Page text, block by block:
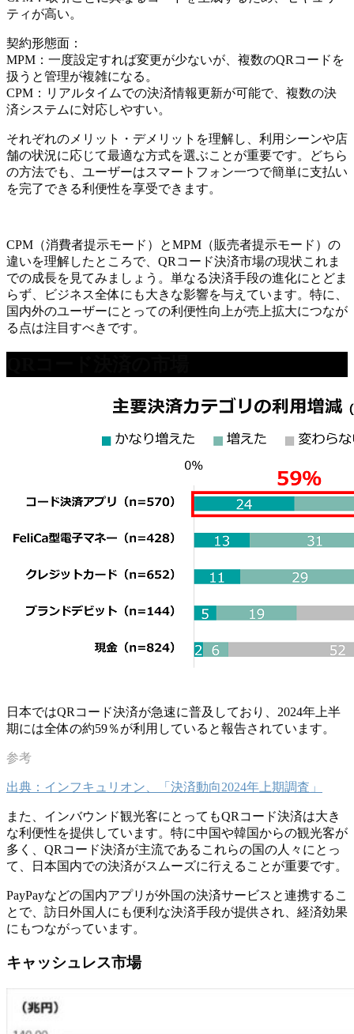
ティが高い。
契約形態面：
MPM：一度設定すれば変更が少ないが、複数のQRコードを
扱うと管理が複雑になる。
CPM：リアルタイムでの決済情報更新が可能で、複数の決
済システムに対応しやすい。
それぞれのメリット・デメリットを理解し、利用シーンや店
舗の状況に応じて最適な方式を選ぶことが重要です。どちら
の方法でも、ユーザーはスマートフォン一つで簡単に支払い
を完了できる利便性を享受できます。
CPM（消費者提示モード）とMPM（販売者提示モード）の
違いを理解したところで、QRコード決済市場の現状これま
での成長を見てみましょう。単なる決済手段の進化にとどま
らず、ビジネス全体にも大きな影響を与えています。特に、
国内外のユーザーにとっての利便性向上が売上拡大につなが
る点は注目すべきです。
日本ではQRコード決済が急速に普及しており、2024年上半
期には全体の約59％が利用していると報告されています。
出典：インフキュリオン、「決済動向2024年上期調査」
また、インバウンド観光客にとってもQRコード決済は大き
な利便性を提供しています。特に中国や韓国からの観光客が
多く、QRコード決済が主流であるこれらの国の人々にとっ
て、日本国内での決済がスムーズに行えることが重要です。
PayPayなどの国内アプリが外国の決済サービスと連携するこ
とで、訪日外国人にも便利な決済手段が提供され、経済効果
にもつながっています。
キャッシュレス市場